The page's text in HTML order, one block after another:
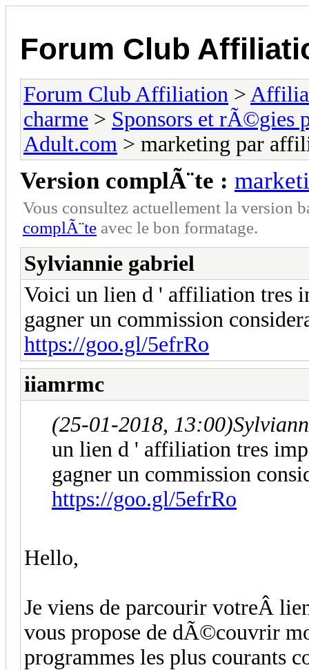
Forum Club
Forum Club Affiliation >
charme > Sponsors et rÃ©gies
Adult.com > marketing par
Version complÃ¨te :
Vous consultez actuellement la
complÃ¨te avec le bon formatage.
Sylviannie gabriel
Voici un lien d ' affiliation tres
gagner un commission
https://goo.gl/5efrRo
iiamrmc
(25-01-2018, 13:00)
un lien d ' affiliation tres
gagner un commission
https://goo.gl/5efrRo
Hello,
Je viens de parcourir votreÂ
vous propose de dÃ©couvrir
programmes les plus courants